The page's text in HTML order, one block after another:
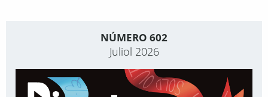
NÚMERO 602
Juliol 2026